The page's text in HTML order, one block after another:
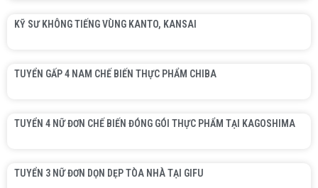
KỸ SƯ KHÔNG TIẾNG VÙNG KANTO, KANSAI
TUYỂN GẤP 4 NAM CHẾ BIẾN THỰC PHẨM CHIBA
TUYỂN 4 NỮ ĐƠN CHẾ BIẾN ĐÓNG GÓI THỰC PHẨM TẠI KAGOSHIMA
TUYỂN 3 NỮ ĐƠN DỌN DẸP TÒA NHÀ TẠI GIFU